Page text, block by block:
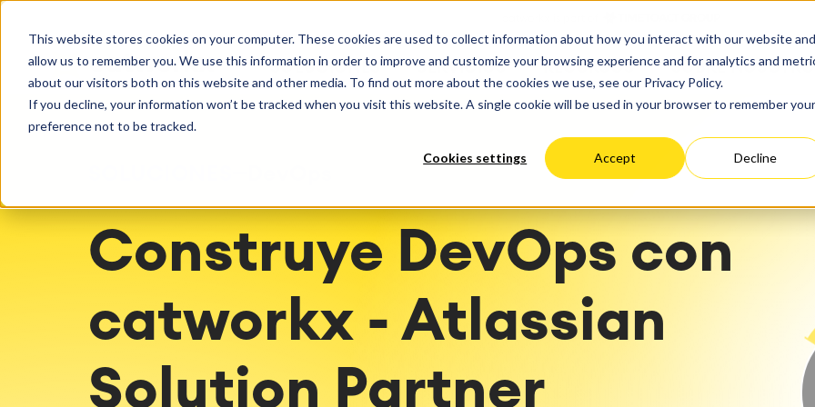
This website stores cookies on your computer. These cookies are used to collect information about how you interact with our website and
allow us to remember you. We use this information in order to improve and customize your browsing experience and for analytics and
about our visitors both on this website and other media. To find out more about the cookies we use, see our Privacy Policy.
If you decline, your information won’t be tracked when you visit this website. A single cookie will be used in your browser to remember your
preference not to be tracked.
Cookies settings Accept Decline
SOLUCIONES
Agile & DevOps
DevOps
Gestión de requisitos
Agile Development
Project & Work Management
Planificación del tiempo
Procesos empresariales
Informes y paneles de control
Service Management
Gestión de servicios IT &
Viaja a la gestión de
Gestión de activos
Mantenimiento industrial
Integration
Inteligencia Artificial
SAP Integración
Atlassian Backup & Restore
SERVICIOS
Getting Started
Operate
Servicios Cloud
Hosting gestionado
Configuración
Progress
Optimización del
Migración
Migración Cloud
personalizadas
catworkx academy
Formación
Producción de contenido de
aprendizaje personalizado
Consultoría de métodos y
procesos
Estrategia del panorama de TI
Evaluaciones ágiles
Implementación de ITSM
RECURSOS
Eventos y seminarios web Casos de éxito Blog
SOBRE
Descubre más sobre catworkx Alemania
Construye DevOps con
catworkx - Atlassian
Solution Partner